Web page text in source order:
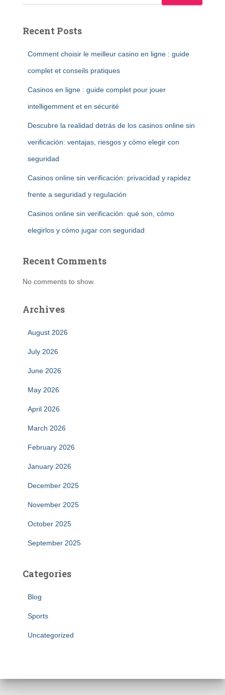
Recent Posts
Comment choisir le meilleur casino en ligne : guide
complet et conseils pratiques
Casinos en ligne : guide complet pour jouer
intelligemment et en sécurité
Descubre la realidad detrás de los casinos online sin
verificación: ventajas, riesgos y cómo elegir con
seguridad
Casinos online sin verificación: privacidad y rapidez
frente a seguridad y regulación
Casinos online sin verificación: qué son, cómo
elegirlos y cómo jugar con seguridad
Recent Comments
No comments to show.
Archives
August 2026
July 2026
June 2026
May 2026
April 2026
March 2026
February 2026
January 2026
December 2025
November 2025
October 2025
September 2025
Categories
Blog
Sports
Uncategorized